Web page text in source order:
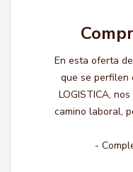
En esta oferta
que se perfilen
LOGISTICA,
camino laboral,
-